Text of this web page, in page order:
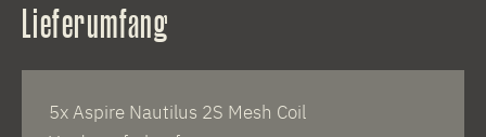
Lieferumfang
5x Aspire Nautilus 2S Mesh Coil